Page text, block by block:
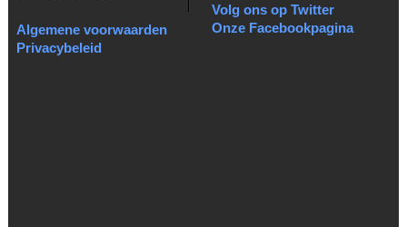
Algemene voorwaarden
Privacybeleid
Volg ons op Twitter
Onze Facebookpagina